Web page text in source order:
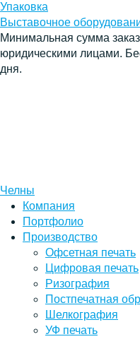
Упаковка
Выставочное
Минимальная сумма
юридическими лицами.
дня.
Челны
Компания
Портфолио
Производство
Офсетная печать
Цифровая печать
Ризография
Постпечатная
Шелкография
УФ печать